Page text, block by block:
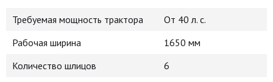
Требуемая мощность трактора
От 40 л. с.
Рабочая ширина
1650 мм
Количество шлицов
6